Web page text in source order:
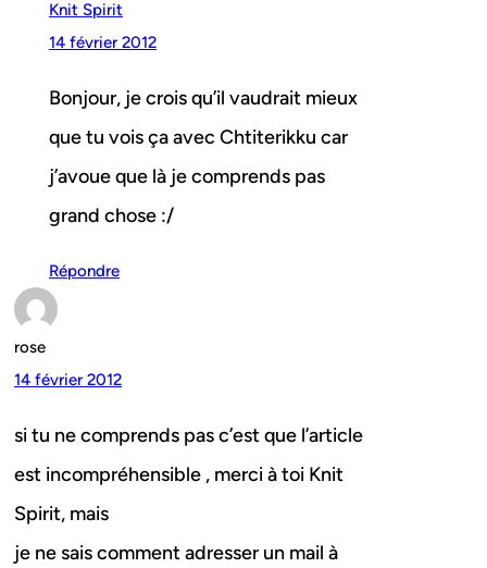
Knit Spirit
14 février 2012
Bonjour, je crois qu’il vaudrait mieux
que tu vois ça avec Chtiterikku car
j’avoue que là je comprends pas
grand chose :/
Répondre
rose
14 février 2012
si tu ne comprends pas c’est que l’article
est incompréhensible , merci à toi Knit
Spirit, mais
je ne sais comment adresser un mail à